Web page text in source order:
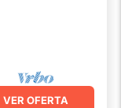
VER OFERTA